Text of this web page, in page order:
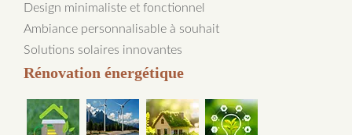
Design minimaliste et fonctionnel
Ambiance personnalisable à souhait
Solutions solaires innovantes
Rénovation énergétique